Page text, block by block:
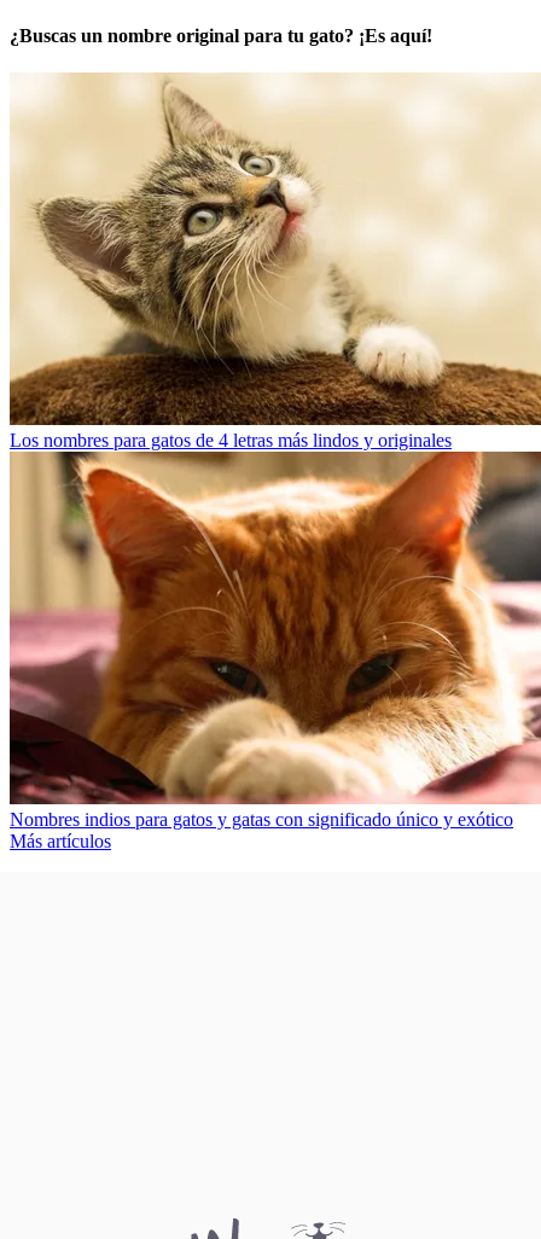
¿Buscas un nombre original para tu gato? ¡Es aquí!
Los nombres para gatos de 4 letras más lindos y originales
Nombres indios para gatos y gatas con significado único y exótico
Más artículos